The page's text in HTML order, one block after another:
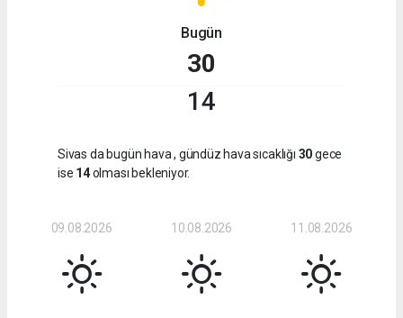
Bugün
30
14
Sivas da bugün hava, gündüz hava sıcaklığı 30gece
ise 14olması bekleniyor.
09.08.2026 10.08.2026 11.08.2026